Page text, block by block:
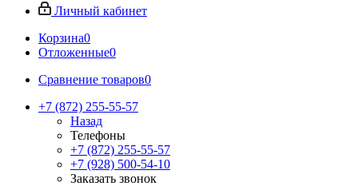
Личный кабинет
Корзина0
Отложенные0
Сравнение товаров0
+7 (872) 255-55-57
Назад
Телефоны
+7 (872) 255-55-57
+7 (928) 500-54-10
Заказать звонок